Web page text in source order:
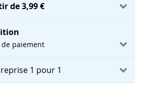
de 3,99 €
de paiement
1 pour 1